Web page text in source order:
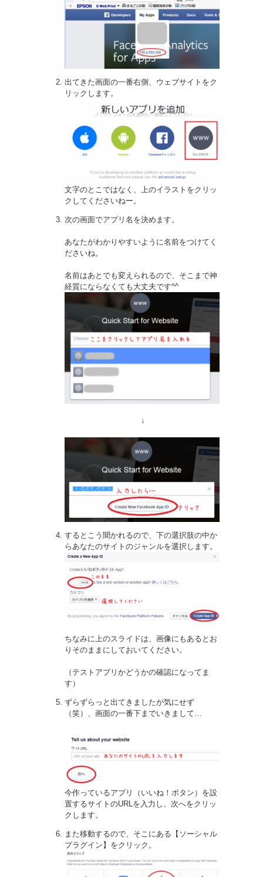
出てきた画面の一番右側、ウェブサイトをク
リックします。
文字のとこではなく、上のイラストをクリッ
クしてくださいねー。
次の画面でアプリ名を決めます。
あなたがわかりやすいように名前をつけてく
ださいね。
名前はあとでも変えられるので、そこまで神
経質にならなくても大丈夫です^^
↓
するとこう聞かれるので、下の選択肢の中か
らあなたのサイトのジャンルを選択します。
ちなみに上のスライドは、画像にもあるとお
りそのままにしておいてください。
（テストアプリかどうかの確認になってま
す）
ずらずらっと出てきましたが気にせず
（笑）、画面の一番下までいきまして…
今作っているアプリ（いいね！ボタン）を設
置するサイトのURLを入力し、次へをクリッ
クします。
また移動するので、そこにある【ソーシャル
プラグイン】をクリック。